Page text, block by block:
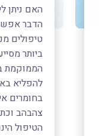
האם ניתן
הדבר
טיפולים
הממוקמת
להפליא
בחומרים
צהבהב
הטיפול